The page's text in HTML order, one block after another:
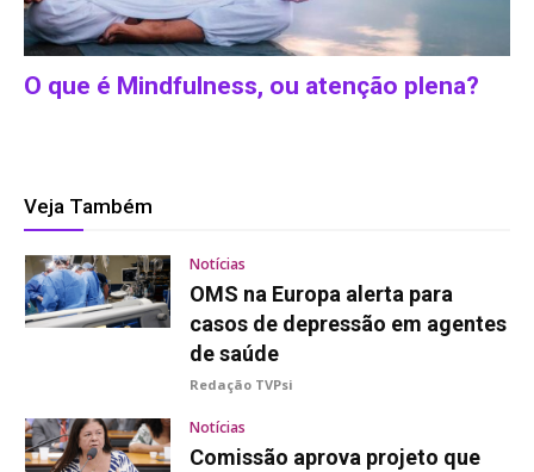
O que é Mindfulness, ou atenção plena?
Veja Também
Notícias
OMS na Europa alerta para
casos de depressão em agentes
de saúde
Redação TVPsi
Notícias
Comissão aprova projeto que